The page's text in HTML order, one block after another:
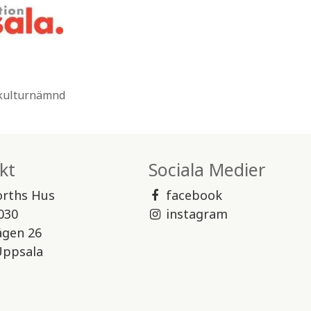
Hus
26
Sociala Medier
facebook
instagram